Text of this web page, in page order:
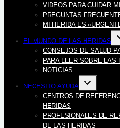
VIDEOS PARA CUIDAR
PREGUNTAS
MI HERIDA ES
EL MUNDO DE LAS HERIDAS
CONSEJOS DE SALUD
PARA LEER SOBRE LAS
NOTICIAS
NECESITO AYUDA
Alternar
hijo
CENTROS DE
HERIDAS
PROFESIONALES DE
DE LAS HERIDAS